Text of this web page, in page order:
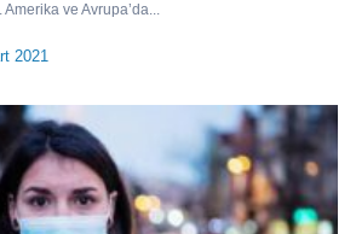
ve Avrupa’da...
2021